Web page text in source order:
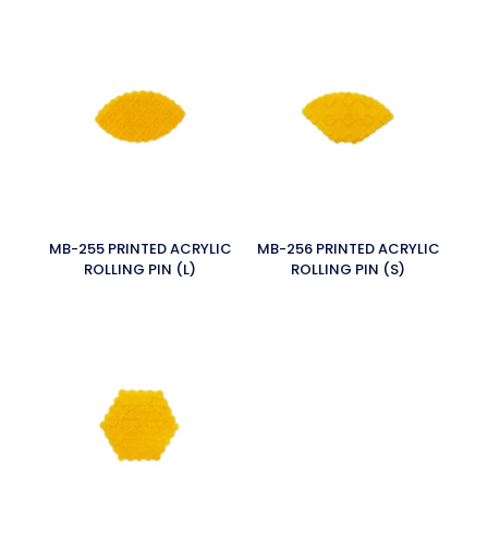
MB-255 PRINTED ACRYLIC
ROLLING PIN (L)
MB-256 PRINTED ACRYLIC
ROLLING PIN (S)